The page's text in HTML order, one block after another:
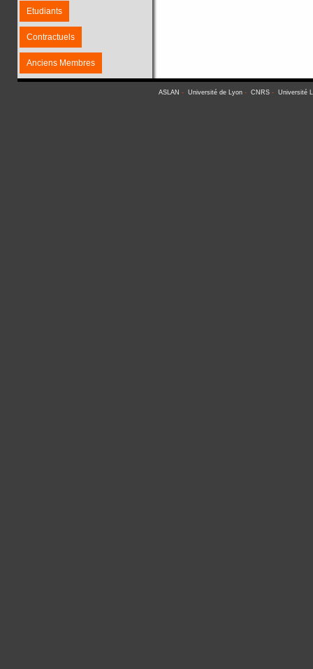
Etudiants
Contractuels
Anciens Membres
ASLAN - Université de Lyon- CNRS- Université